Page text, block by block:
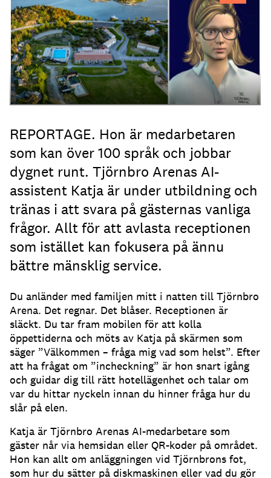
REPORTAGE. Hon är medarbetaren
som kan över 100 språk och jobbar
dygnet runt. Tjörnbro Arenas AI-
assistent Katja är under utbildning och
tränas i att svara på gästernas vanliga
frågor. Allt för att avlasta receptionen
som istället kan fokusera på ännu
bättre mänsklig service.
Du anländer med familjen mitt i natten till Tjörnbro
Arena. Det regnar. Det blåser. Receptionen är
släckt. Du tar fram mobilen för att kolla
öppettiderna och möts av Katja på skärmen som
säger ”Välkommen – fråga mig vad som helst”. Efter
att ha frågat om ”incheckning” är hon snart igång
och guidar dig till rätt hotellägenhet och talar om
var du hittar nyckeln innan du hinner fråga hur du
slår på elen.
Katja är Tjörnbro Arenas AI-medarbetare som
gäster når via hemsidan eller QR-koder på området.
Hon kan allt om anläggningen vid Tjörnbrons fot,
som hur du sätter på diskmaskinen eller vad du gör